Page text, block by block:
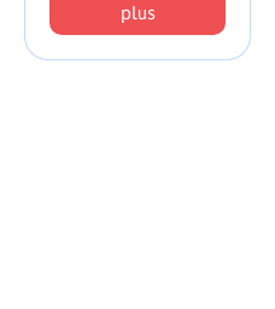
plus